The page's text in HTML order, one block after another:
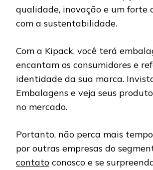
qualidade, inovação e um forte
com a sustentabilidade.
Com a Kipack, você terá
encantam os consumidores e
identidade da sua marca.
Embalagens e veja seus
no mercado.
Portanto, não perca mais
por outras empresas do
contato conosco e se